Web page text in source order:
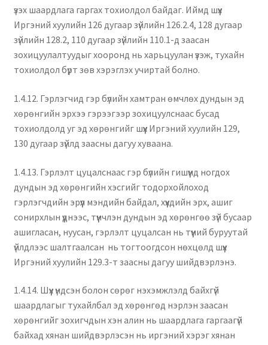
үзэх шаардлага гаргах тохиолдол байдаг. Иймд шүүх
Иргэний хуулийн 126 дугаар зүйлийн 126.2.4, 128 дугаар
зүйлийн 128.2, 110 дугаар зүйлийн 110.1-д заасан
зохицуулалтуудыг хооронд нь харьцуулан үзэж, тухайн
тохиолдол бүрт зөв хэрэглэх учиртай болно.
1.4.12. Гэрлэгчид гэр бүлийн хамтран өмчлөх дундын эд
хөрөнгийн эрхээ гэрээгээр зохицуулснаас бусад
тохиолдолд уг эд хөрөнгийг шүүх Иргэний хуулийн 129,
130 дугаар зүйлд заасны дагуу хуваана.
1.4.13. Гэрлэлт цуцалснаас гэр бүлийн гишүүнд ногдох
дундын эд хөрөнгийн хэсгийг тодорхойлоход
гэрлэгчдийн эрүүл мэндийн байдал, хүүхдийн эрх, ашиг
сонирхлын үүднээс, түүнчлэн дундын эд хөрөнгөө зүй бусаар
ашигласан, нуусан, гэрлэлт цуцалсан нь түүний буруутай
үйлдлээс шалтгаалсан нь тогтоогдсон нөхцөлд шүүх
Иргэний хуулийн 129.3-т заасны дагуу шийдвэрлэнэ.
1.4.14. Шүүх үндсэн болон сөрөг нэхэмжлэлд байхгүй
шаардлагыг тухайлбал эд хөрөнгөд нэрлэн заасан
хөрөнгийг зохигчдын хэн алин нь шаардлага гаргаагүй
байхад хянан шийдвэрлэсэн нь иргэний хэрэг хянан